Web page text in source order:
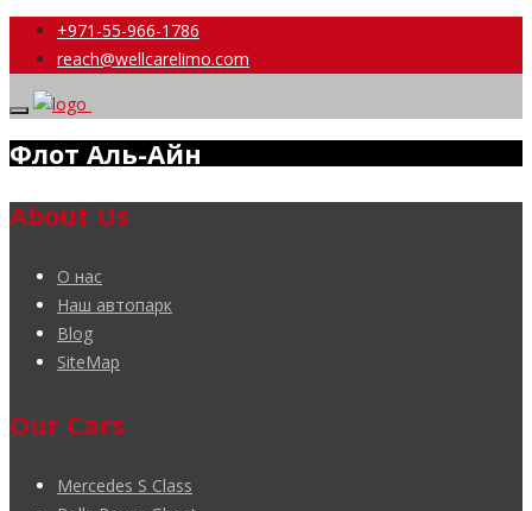
+971-55-966-1786
reach@wellcarelimo.com
Флот Аль-Айн
About Us
О нас
Наш автопарк
Blog
SiteMap
Our Cars
Mercedes S Class